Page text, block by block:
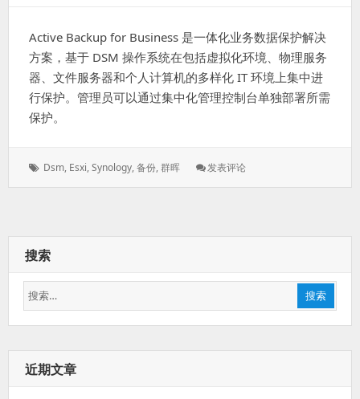
Active Backup for Business 是一体化业务数据保护解决
方案，基于 DSM 操作系统在包括虚拟化环境、物理服务
器、文件服务器和个人计算机的多样化 IT 环境上集中进
行保护。管理员可以通过集中化管理控制台单独部署所需
保护。
标
Dsm, Esxi,Synology,备份,群晖 发表评论: 群
搜索
搜
索：
搜索
近期文章